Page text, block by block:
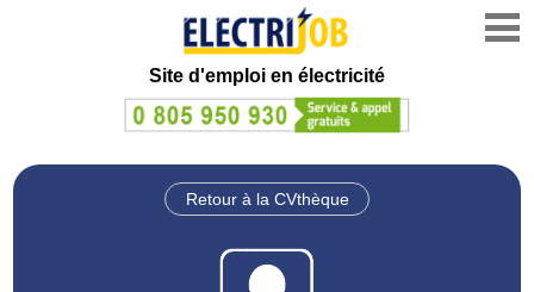
Site d'emploi en électricité
Retour à la CVthèque